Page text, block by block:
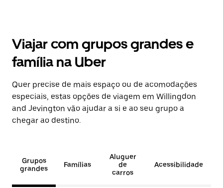
Viajar com grupos grandes e
família na Uber
Quer precise de mais espaço ou de acomodações
especiais, estas opções de viagem em Willingdon
and Jevington vão ajudar a si e ao seu grupo a
chegar ao destino.
Grupos
grandes
Famílias
Aluguer
de
carros
Acessibilidade